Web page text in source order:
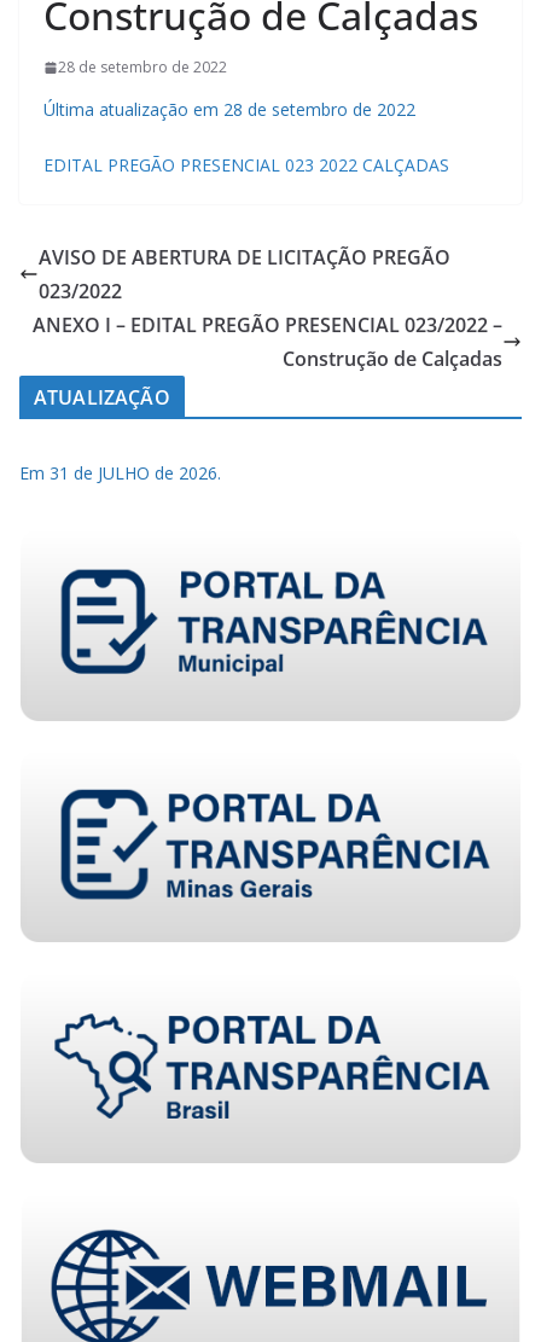
Construção de Calçadas
28 de setembro de 2022
Última atualização em 28 de setembro de 2022
EDITAL PREGÃO PRESENCIAL 023 2022 CALÇADAS
AVISO DE ABERTURA DE LICITAÇÃO PREGÃO
023/2022
ANEXO I – EDITAL PREGÃO PRESENCIAL 023/2022 –
Construção de Calçadas
ATUALIZAÇÃO
Em 31 de JULHO de 2026.